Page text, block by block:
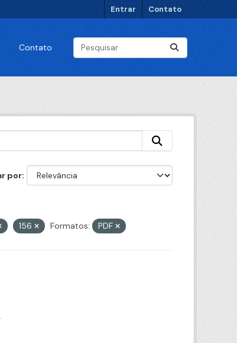
Entrar Contato
Contato
por
156 Formatos: PDF